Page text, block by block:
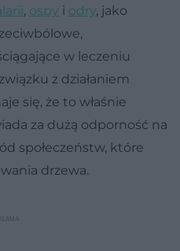
, ospy i odry, jako
w leczeniu
z działaniem
się, że to właśnie
za dużą odporność na
społeczeństw, które
drzewa.